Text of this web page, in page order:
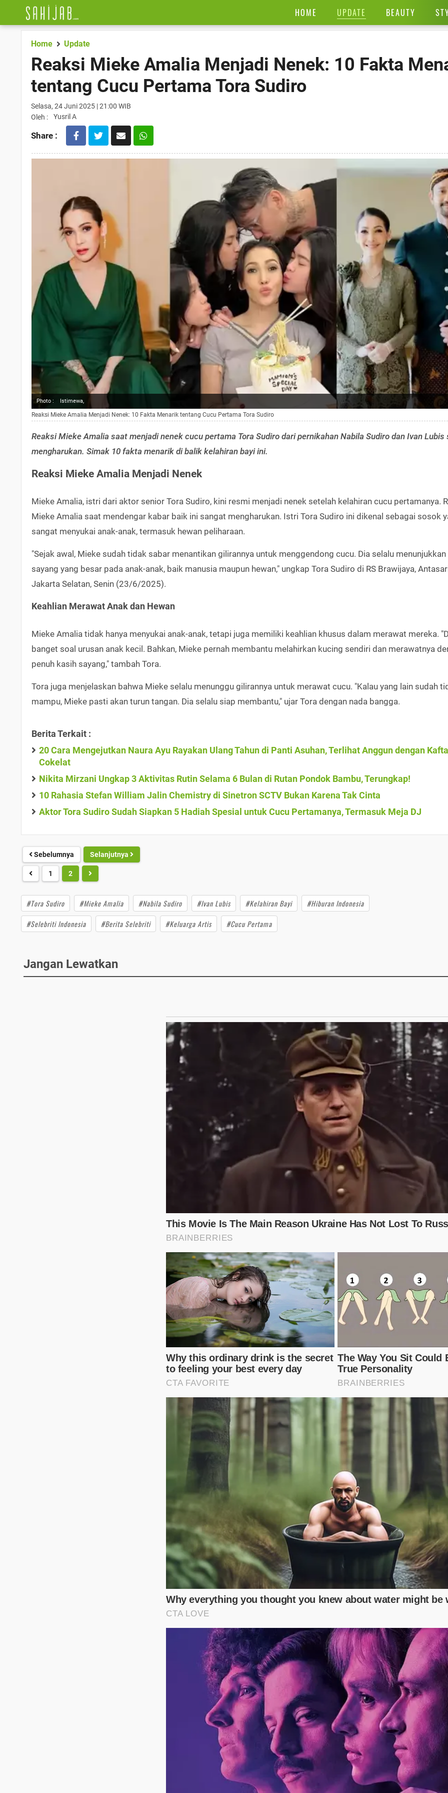
HOME UPDATE BEAUTY
Home Update
Reaksi Mieke Amalia Menjadi Nenek: 10 Fakta
tentang Cucu Pertama Tora Sudiro
Selasa, 24 Juni 2025 | 21:00 WIB
Oleh :
Yusril A
Share :
Photo : Istimewa,
Reaksi Mieke Amalia Menjadi Nenek: 10 Fakta Menarik tentang Cucu Pertama Tora Sudiro
Reaksi Mieke Amalia saat menjadi nenek cucu pertama Tora Sudiro dari pernikahan Nabila Sudiro dan Ivan Lubis
mengharukan. Simak 10 fakta menarik di balik kelahiran bayi ini.
Reaksi Mieke Amalia Menjadi Nenek
Mieke Amalia, istri dari aktor senior Tora Sudiro, kini resmi menjadi nenek setelah kelahiran cucu pertamanya.
Mieke Amalia saat mendengar kabar baik ini sangat mengharukan. Istri Tora Sudiro ini dikenal sebagai sosok
sangat menyukai anak-anak, termasuk hewan peliharaan.
"Sejak awal, Mieke sudah tidak sabar menantikan gilirannya untuk menggendong cucu. Dia selalu
sayang yang besar pada anak-anak, baik manusia maupun hewan," ungkap Tora Sudiro di RS Brawijaya,
Jakarta Selatan, Senin (23/6/2025).
Keahlian Merawat Anak dan Hewan
Mieke Amalia tidak hanya menyukai anak-anak, tetapi juga memiliki keahlian khusus dalam merawat mereka.
banget soal urusan anak kecil. Bahkan, Mieke pernah membantu melahirkan kucing sendiri dan merawatnya
penuh kasih sayang," tambah Tora.
Tora juga menjelaskan bahwa Mieke selalu menunggu gilirannya untuk merawat cucu. "Kalau yang lain sudah
mampu, Mieke pasti akan turun tangan. Dia selalu siap membantu," ujar Tora dengan nada bangga.
Berita Terkait :
20 Cara Mengejutkan Naura Ayu Rayakan Ulang Tahun di Panti Asuhan, Terlihat Anggun dengan
Cokelat
Nikita Mirzani Ungkap 3 Aktivitas Rutin Selama 6 Bulan di Rutan Pondok Bambu, Terungkap!
10 Rahasia Stefan William Jalin Chemistry di Sinetron SCTV Bukan Karena Tak Cinta
Aktor Tora Sudiro Sudah Siapkan 5 Hadiah Spesial untuk Cucu Pertamanya, Termasuk Meja DJ
Sebelumnya Selanjutnya
1 2
#Tora Sudiro #Mieke Amalia #Nabila Sudiro #Ivan Lubis #Kelahiran Bayi
#Hiburan Indonesia
#Selebriti Indonesia
#Berita Selebriti #Keluarga Artis #Cucu Pertama
Jangan Lewatkan